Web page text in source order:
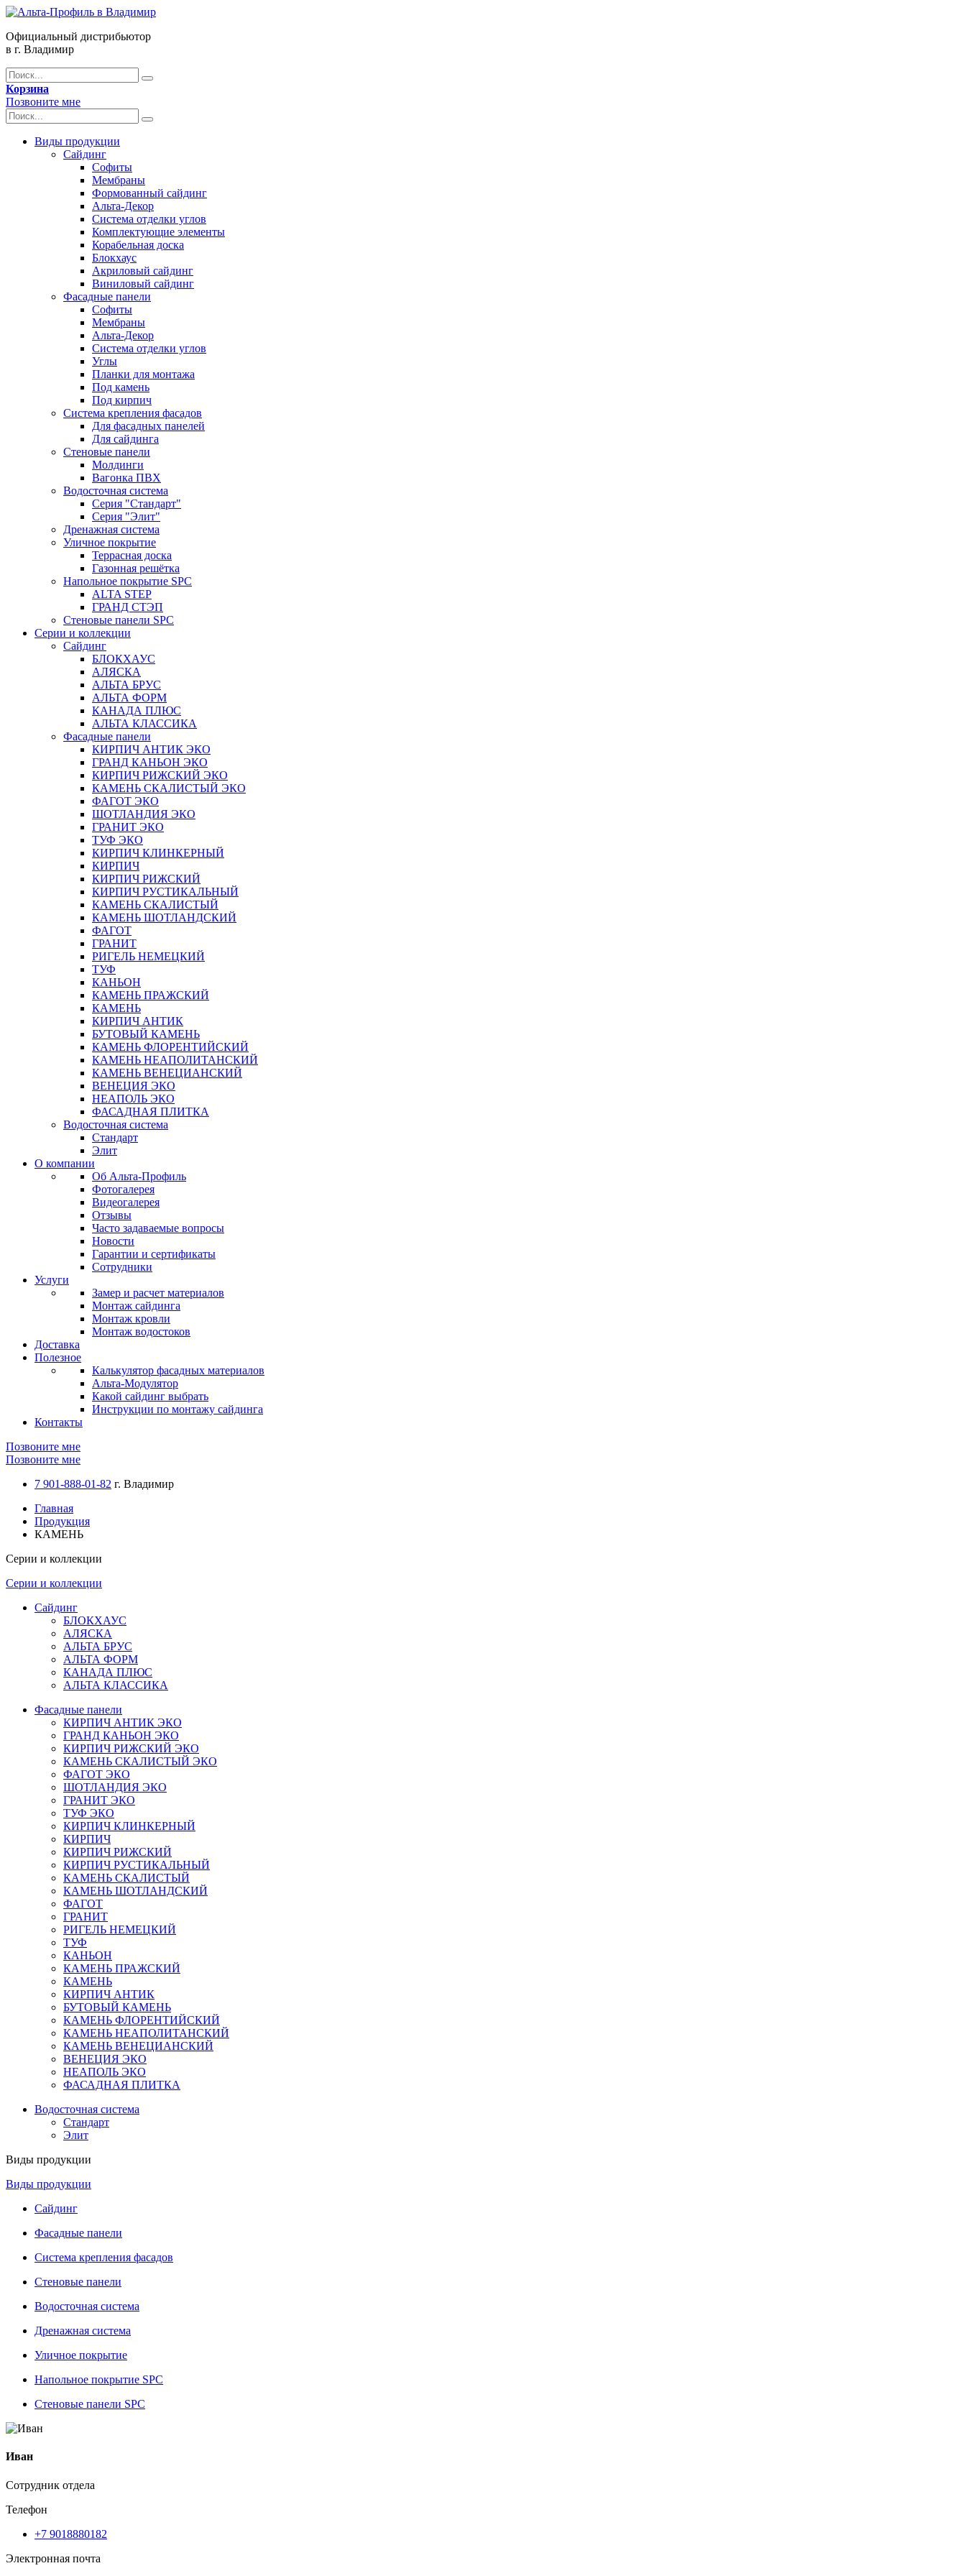
Официальный дистрибьютор
в г. Владимир
Корзина
Позвоните мне
Виды продукции
Сайдинг
Софиты
Мембраны
Формованный сайдинг
Альта-Декор
Система отделки углов
Комплектующие элементы
Корабельная доска
Блокхаус
Акриловый сайдинг
Виниловый сайдинг
Фасадные панели
Софиты
Мембраны
Альта-Декор
Система отделки углов
Углы
Планки для монтажа
Под камень
Под кирпич
Система крепления фасадов
Для фасадных панелей
Для сайдинга
Стеновые панели
Молдинги
Вагонка ПВХ
Водосточная система
Серия "Стандарт"
Серия "Элит"
Дренажная система
Уличное покрытие
Террасная доска
Газонная решётка
Напольное покрытие SPC
ALTA STEP
ГРАНД СТЭП
Стеновые панели SPC
Серии и коллекции
Сайдинг
БЛОКХАУС
АЛЯСКА
АЛЬТА БРУС
АЛЬТА ФОРМ
КАНАДА ПЛЮС
АЛЬТА КЛАССИКА
Фасадные панели
КИРПИЧ АНТИК ЭКО
ГРАНД КАНЬОН ЭКО
КИРПИЧ РИЖСКИЙ ЭКО
КАМЕНЬ СКАЛИСТЫЙ ЭКО
ФАГОТ ЭКО
ШОТЛАНДИЯ ЭКО
ГРАНИТ ЭКО
ТУФ ЭКО
КИРПИЧ КЛИНКЕРНЫЙ
КИРПИЧ
КИРПИЧ РИЖСКИЙ
КИРПИЧ РУСТИКАЛЬНЫЙ
КАМЕНЬ СКАЛИСТЫЙ
КАМЕНЬ ШОТЛАНДСКИЙ
ФАГОТ
ГРАНИТ
РИГЕЛЬ НЕМЕЦКИЙ
ТУФ
КАНЬОН
КАМЕНЬ ПРАЖСКИЙ
КАМЕНЬ
КИРПИЧ АНТИК
БУТОВЫЙ КАМЕНЬ
КАМЕНЬ ФЛОРЕНТИЙСКИЙ
КАМЕНЬ НЕАПОЛИТАНСКИЙ
КАМЕНЬ ВЕНЕЦИАНСКИЙ
ВЕНЕЦИЯ ЭКО
НЕАПОЛЬ ЭКО
ФАСАДНАЯ ПЛИТКА
Водосточная система
Стандарт
Элит
О компании
Об Альта-Профиль
Фотогалерея
Видеогалерея
Отзывы
Часто задаваемые вопросы
Новости
Гарантии и сертификаты
Сотрудники
Услуги
Замер и расчет материалов
Монтаж сайдинга
Монтаж кровли
Монтаж водостоков
Доставка
Полезное
Калькулятор фасадных материалов
Альта-Модулятор
Какой сайдинг выбрать
Инструкции по монтажу сайдинга
Контакты
Позвоните мне
Позвоните мне
7 901-888-01-82 г. Владимир
Главная
Продукция
КАМЕНЬ
Серии и коллекции
Серии и коллекции
Сайдинг
БЛОКХАУС
АЛЯСКА
АЛЬТА БРУС
АЛЬТА ФОРМ
КАНАДА ПЛЮС
АЛЬТА КЛАССИКА
Фасадные панели
КИРПИЧ АНТИК ЭКО
ГРАНД КАНЬОН ЭКО
КИРПИЧ РИЖСКИЙ ЭКО
КАМЕНЬ СКАЛИСТЫЙ ЭКО
ФАГОТ ЭКО
ШОТЛАНДИЯ ЭКО
ГРАНИТ ЭКО
ТУФ ЭКО
КИРПИЧ КЛИНКЕРНЫЙ
КИРПИЧ
КИРПИЧ РИЖСКИЙ
КИРПИЧ РУСТИКАЛЬНЫЙ
КАМЕНЬ СКАЛИСТЫЙ
КАМЕНЬ ШОТЛАНДСКИЙ
ФАГОТ
ГРАНИТ
РИГЕЛЬ НЕМЕЦКИЙ
ТУФ
КАНЬОН
КАМЕНЬ ПРАЖСКИЙ
КАМЕНЬ
КИРПИЧ АНТИК
БУТОВЫЙ КАМЕНЬ
КАМЕНЬ ФЛОРЕНТИЙСКИЙ
КАМЕНЬ НЕАПОЛИТАНСКИЙ
КАМЕНЬ ВЕНЕЦИАНСКИЙ
ВЕНЕЦИЯ ЭКО
НЕАПОЛЬ ЭКО
ФАСАДНАЯ ПЛИТКА
Водосточная система
Стандарт
Элит
Виды продукции
Виды продукции
Сайдинг
Фасадные панели
Система крепления фасадов
Стеновые панели
Водосточная система
Дренажная система
Уличное покрытие
Напольное покрытие SPC
Стеновые панели SPC
Иван
Сотрудник отдела
Телефон
+7 9018880182
Электронная почта